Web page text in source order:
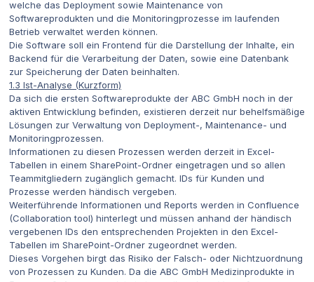
welche das Deployment sowie Maintenance von
Softwareprodukten und die Monitoringprozesse im laufenden
Betrieb verwaltet werden können.
Die Software soll ein Frontend für die Darstellung der Inhalte, ein
Backend für die Verarbeitung der Daten, sowie eine Datenbank
zur Speicherung der Daten beinhalten.
1.3 Ist-Analyse (Kurzform)
Da sich die ersten Softwareprodukte der ABC GmbH noch in der
aktiven Entwicklung befinden, existieren derzeit nur behelfsmäßige
Lösungen zur Verwaltung von Deployment-, Maintenance- und
Monitoringprozessen.
Informationen zu diesen Prozessen werden derzeit in Excel-
Tabellen in einem SharePoint-Ordner eingetragen und so allen
Teammitgliedern zugänglich gemacht. IDs für Kunden und
Prozesse werden händisch vergeben.
Weiterführende Informationen und Reports werden in Confluence
(Collaboration tool) hinterlegt und müssen anhand der händisch
vergebenen IDs den entsprechenden Projekten in den Excel-
Tabellen im SharePoint-Ordner zugeordnet werden.
Dieses Vorgehen birgt das Risiko der Falsch- oder Nichtzuordnung
von Prozessen zu Kunden. Da die ABC GmbH Medizinprodukte in